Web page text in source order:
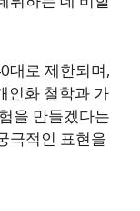
대로 제한되며,
인화 철학과 가
을 만들겠다는
극적인 표현을